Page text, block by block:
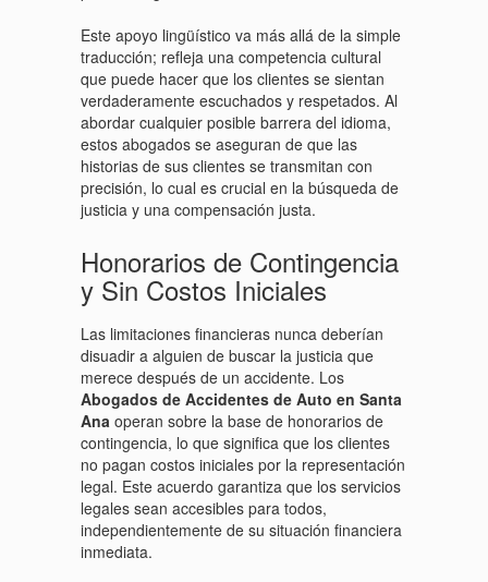
Este apoyo lingüístico va más allá de la simple
traducción; refleja una competencia cultural
que puede hacer que los clientes se sientan
verdaderamente escuchados y respetados. Al
abordar cualquier posible barrera del idioma,
estos abogados se aseguran de que las
historias de sus clientes se transmitan con
precisión, lo cual es crucial en la búsqueda de
justicia y una compensación justa.
Honorarios de Contingencia
y Sin Costos Iniciales
Las limitaciones financieras nunca deberían
disuadir a alguien de buscar la justicia que
merece después de un accidente. Los
Abogados de Accidentes de Auto en Santa
Ana operan sobre la base de honorarios de
contingencia, lo que significa que los clientes
no pagan costos iniciales por la representación
legal. Este acuerdo garantiza que los servicios
legales sean accesibles para todos,
independientemente de su situación financiera
inmediata.